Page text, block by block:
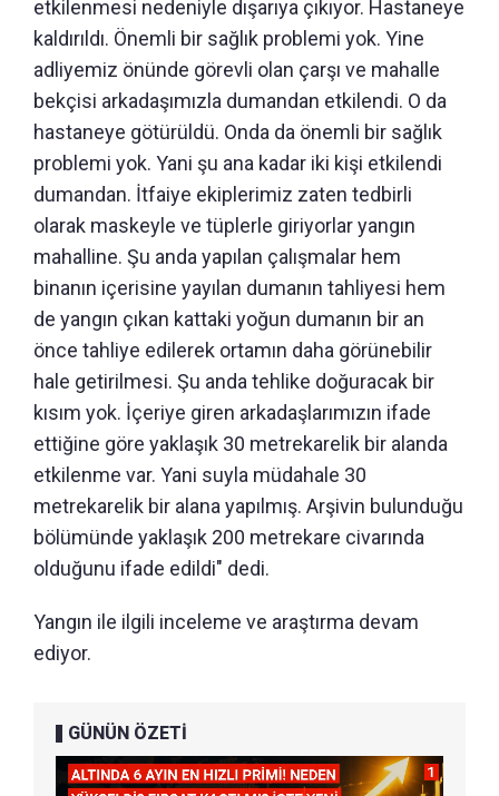
etkilenmesi nedeniyle dışarıya çıkıyor. Hastaneye
kaldırıldı. Önemli bir sağlık problemi yok. Yine
adliyemiz önünde görevli olan çarşı ve mahalle
bekçisi arkadaşımızla dumandan etkilendi. O da
hastaneye götürüldü. Onda da önemli bir sağlık
problemi yok. Yani şu ana kadar iki kişi etkilendi
dumandan. İtfaiye ekiplerimiz zaten tedbirli
olarak maskeyle ve tüplerle giriyorlar yangın
mahalline. Şu anda yapılan çalışmalar hem
binanın içerisine yayılan dumanın tahliyesi hem
de yangın çıkan kattaki yoğun dumanın bir an
önce tahliye edilerek ortamın daha görünebilir
hale getirilmesi. Şu anda tehlike doğuracak bir
kısım yok. İçeriye giren arkadaşlarımızın ifade
ettiğine göre yaklaşık 30 metrekarelik bir alanda
etkilenme var. Yani suyla müdahale 30
metrekarelik bir alana yapılmış. Arşivin bulunduğu
bölümünde yaklaşık 200 metrekare civarında
olduğunu ifade edildi" dedi.
Yangın ile ilgili inceleme ve araştırma devam
ediyor.
GÜNÜN ÖZETİ